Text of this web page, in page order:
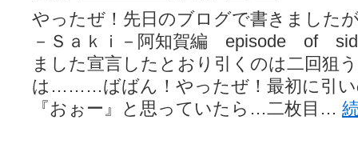
やったぜ！先日のブログで書きました
－Ｓａｋｉ－阿知賀編 episode of
ました宣言したとおり引くのは二回狙
は………ばばん！やったぜ！最初に引い
『おぉー』と思っていたら…二枚目…